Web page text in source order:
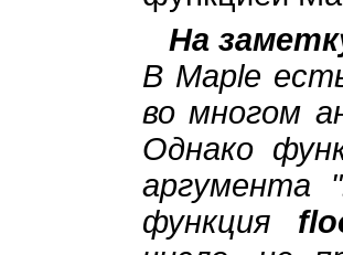
На
В Maple
во многом
Однако
аргумента
функция